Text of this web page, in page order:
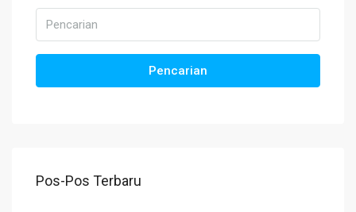
Pencarian
Pos-Pos Terbaru